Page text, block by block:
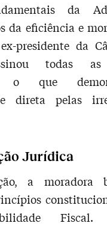
da
da eficiência e
presidente da
todas
o que
direta pelas
Jurídica
a moradora